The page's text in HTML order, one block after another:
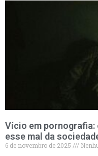
Vício em
esse mal da
6 de novembro de 2025